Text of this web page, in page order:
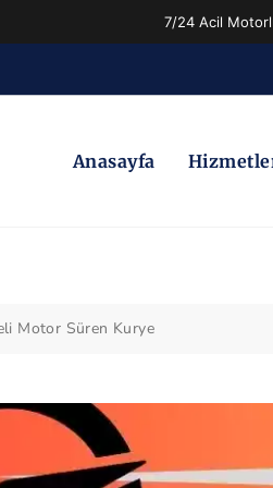
7/24 Acil
Anasayfa
Motor Süren Kurye